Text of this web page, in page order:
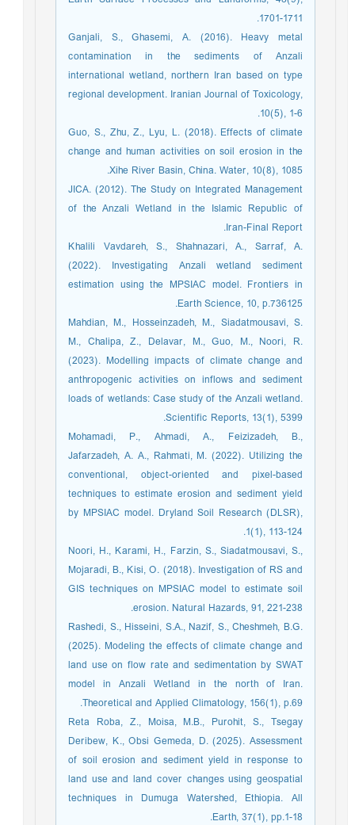
1701-1711.
Ganjali, S., Ghasemi, A. (2016). Heavy metal
contamination in the sediments of Anzali
international wetland, northern Iran based on type
regional development. Iranian Journal of Toxicology,
10(5), 1-6.
Guo, S., Zhu, Z., Lyu, L. (2018). Effects of climate
change and human activities on soil erosion in the
Xihe River Basin, China. Water, 10(8), 1085.
JICA. (2012). The Study on Integrated Management
of the Anzali Wetland in the Islamic Republic of
Iran-Final Report.
Khalili Vavdareh, S., Shahnazari, A., Sarraf, A.
(2022). Investigating Anzali wetland sediment
estimation using the MPSIAC model. Frontiers in
Earth Science, 10, p.736125.
Mahdian, M., Hosseinzadeh, M., Siadatmousavi, S.
M., Chalipa, Z., Delavar, M., Guo, M., Noori, R.
(2023). Modelling impacts of climate change and
anthropogenic activities on inflows and sediment
loads of wetlands: Case study of the Anzali wetland.
Scientific Reports, 13(1), 5399.
Mohamadi, P., Ahmadi, A., Feizizadeh, B.,
Jafarzadeh, A. A., Rahmati, M. (2022). Utilizing the
conventional, object-oriented and pixel-based
techniques to estimate erosion and sediment yield
by MPSIAC model. Dryland Soil Research (DLSR),
1(1), 113-124.
Noori, H., Karami, H., Farzin, S., Siadatmousavi, S.,
Mojaradi, B., Kisi, O. (2018). Investigation of RS and
GIS techniques on MPSIAC model to estimate soil
erosion. Natural Hazards, 91, 221-238.
Rashedi, S., Hisseini, S.A., Nazif, S., Cheshmeh, B.G.
(2025). Modeling the effects of climate change and
land use on flow rate and sedimentation by SWAT
model in Anzali Wetland in the north of Iran.
Theoretical and Applied Climatology, 156(1), p.69.
Reta Roba, Z., Moisa, M.B., Purohit, S., Tsegay
Deribew, K., Obsi Gemeda, D. (2025). Assessment
of soil erosion and sediment yield in response to
land use and land cover changes using geospatial
techniques in Dumuga Watershed, Ethiopia. All
Earth, 37(1), pp.1-18.